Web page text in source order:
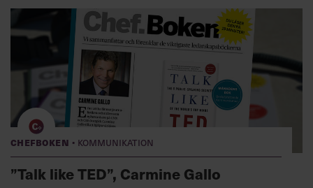
Chefboken · Kommunikation
”Talk like TED”, Carmine Gallo